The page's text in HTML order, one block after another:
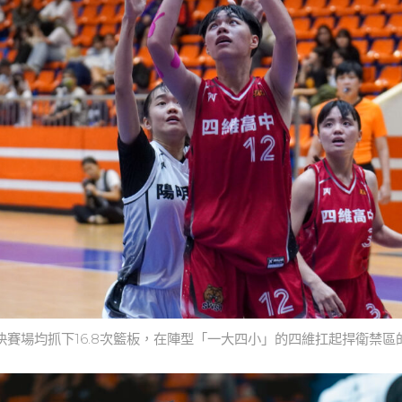
賽場均抓下16.8次籃板，在陣型「一大四小」的四維扛起捍衛禁區